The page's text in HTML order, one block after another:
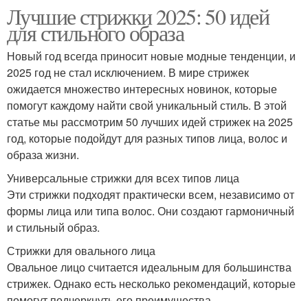
Лучшие стрижки 2025: 50 идей
для стильного образа
Новый год всегда приносит новые модные тенденции, и
2025 год не стал исключением. В мире стрижек
ожидается множество интересных новинок, которые
помогут каждому найти свой уникальный стиль. В этой
статье мы рассмотрим 50 лучших идей стрижек на 2025
год, которые подойдут для разных типов лица, волос и
образа жизни.
Универсальные стрижки для всех типов лица
Эти стрижки подходят практически всем, независимо от
формы лица или типа волос. Они создают гармоничный
и стильный образ.
Стрижки для овального лица
Овальное лицо считается идеальным для большинства
стрижек. Однако есть несколько рекомендаций, которые